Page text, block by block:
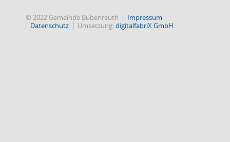
© 2022 Gemeinde Bubenreuth
Impressum
Datenschutz
Umsetzung:digitalfabriX GmbH